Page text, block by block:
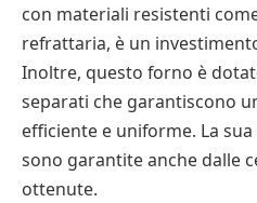
con materiali resistenti come
refrattaria, è un
Inoltre, questo forno è
separati che garantiscono
efficiente e uniforme. La
sono garantite anche dalle
ottenute.